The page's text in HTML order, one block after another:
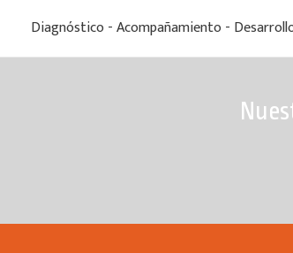
Diagnóstico - Acompañamiento -